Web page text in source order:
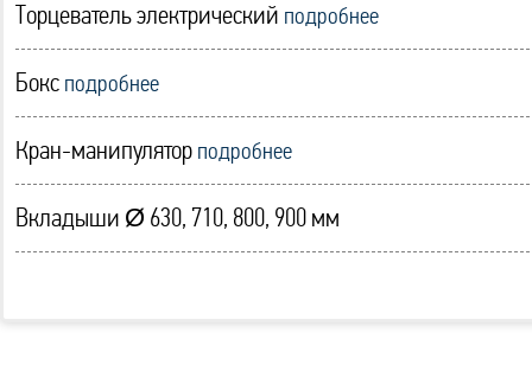
Торцеватель электрический подробнее
Бокс подробнее
Кран-манипулятор подробнее
Вкладыши Ø 630, 710, 800, 900 мм